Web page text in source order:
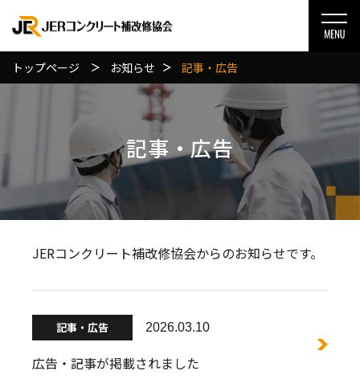
トップページ お知らせ 記事・広告
記事・広告
JERコンクリート補改修協会からのお知らせです。
記事・広告 2026.03.10
広告・記事が掲載されました